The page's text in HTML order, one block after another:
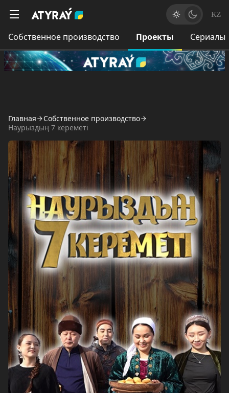
KZ
Собственное производство Проекты Сериалы
Главная
Собственное производство
Наурыздың 7 кереметі